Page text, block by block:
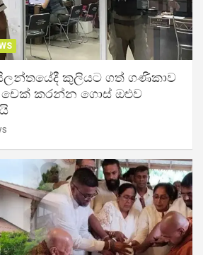
කුලියට ගත් ගණිකාව
චෙක් කරන්න ගොස් ඔළුව